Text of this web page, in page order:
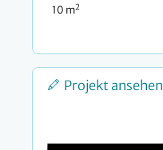
10 m2
Projekt ansehen